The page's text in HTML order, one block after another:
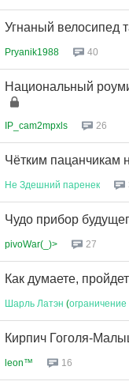
Угнаный велосипед
Pryanik1988 40
Национальный
IP_cam2mpxls 26
Чётким пацанчикам
Не Здешний паренек
Чудо прибор
pivoWar(_)> 27
Как думаете,
Шарль Латэн (ограничение
Кирпич Гоголя-
leon™ 16